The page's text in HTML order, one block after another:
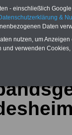
zur
- einschließlich
&
Daten
nutzen, um
und verwenden